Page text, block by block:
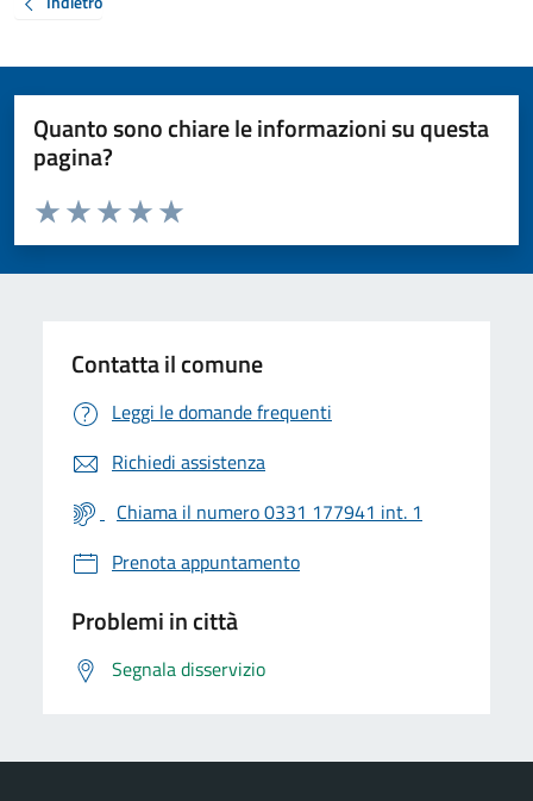
Quanto sono chiare le informazioni su questa
pagina?
Valuta da 1 a 5 stelle la pagina
Valuta 5 stelle su 5
Valuta 4 stelle su 5
Valuta 3 stelle su 5
Valuta 2 stelle su 5
Valuta 1 stelle su 5
Contatta il comune
Leggi le domande frequenti
Richiedi assistenza
Chiama il numero 0331 177941 int. 1
Prenota appuntamento
Problemi in città
Segnala disservizio